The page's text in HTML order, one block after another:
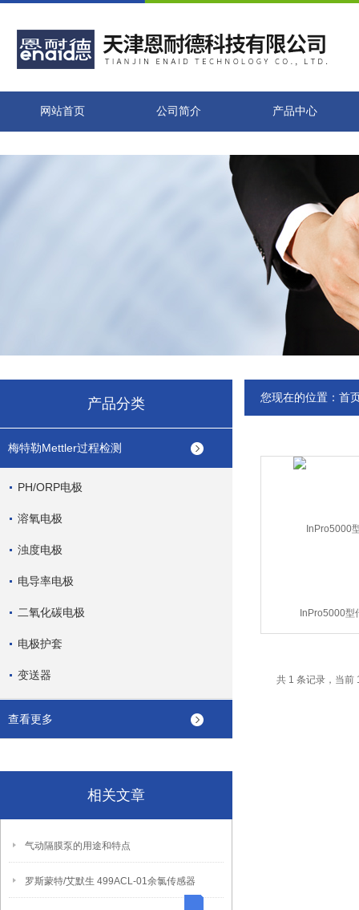
网站首页 公司简介 产品中心
产品分类
梅特勒Mettler过程检测
PH/ORP电极
溶氧电极
浊度电极
电导率电极
二氧化碳电极
电极护套
变送器
查看更多
相关文章
气动隔膜泵的用途和特点
罗斯蒙特/艾默生 499ACL-01余氯传感器
您现在的位置： 首
InPro5000型
共 1 条记录，当